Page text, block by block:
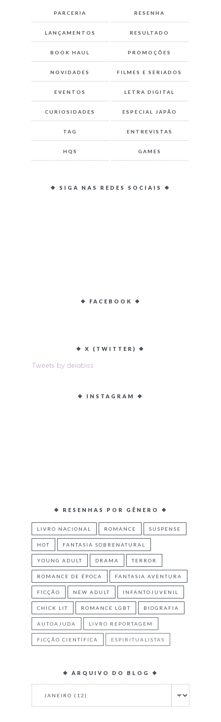
PARCERIA RESENHA
LANÇAMENTOS RESULTADO
BOOK HAUL PROMOÇÕES
NOVIDADES FILMES E SERIADOS
EVENTOS LETRA DIGITAL
CURIOSIDADES ESPECIAL JAPÃO
TAG ENTREVISTAS
HQS GAMES
❖ SIGA NAS REDES SOCIAIS ❖
❖ FACEBOOK ❖
❖ X (TWITTER) ❖
Tweets by deiabiss
❖ INSTAGRAM ❖
❖ RESENHAS POR GÊNERO ❖
LIVRO NACIONAL ROMANCE SUSPENSE
HOT FANTASIA SOBRENATURAL
YOUNG ADULT DRAMA TERROR
ROMANCE DE ÉPOCA FANTASIA AVENTURA
FICÇÃO NEW ADULT INFANTOJUVENIL
CHICK LIT ROMANCE LGBT BIOGRAFIA
AUTOAJUDA LIVRO REPORTAGEM
FICÇÃO CIENTÍFICA ESPIRITUALISTAS
❖ ARQUIVO DO BLOG ❖